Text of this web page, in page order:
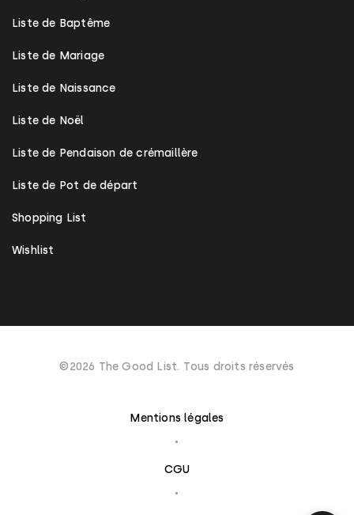
Liste de Baptême
Liste de Mariage
Liste de Naissance
Liste de Noël
Liste de Pendaison de crémaillère
Liste de Pot de départ
Shopping List
Wishlist
©2026 The Good List. Tous droits réservés
Mentions légales
CGU